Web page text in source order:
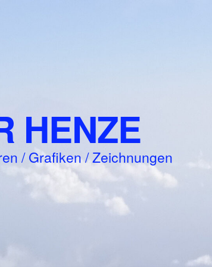
HENZE
/ Grafiken / Zeichnungen